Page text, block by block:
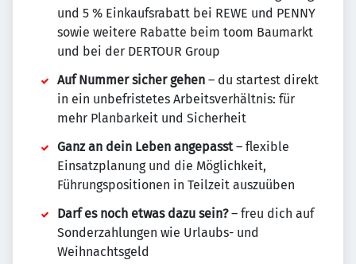
und 5 % Einkaufsrabatt bei REWE und PENNY
sowie weitere Rabatte beim toom Baumarkt
und bei der DERTOUR Group
Auf Nummer sicher gehen – du startest direkt
in ein unbefristetes Arbeitsverhältnis: für
mehr Planbarkeit und Sicherheit
Ganz an dein Leben angepasst– flexible
Einsatzplanung und die Möglichkeit,
Führungspositionen in Teilzeit auszuüben
Darf es noch etwas dazu sein?– freu dich auf
Sonderzahlungen wie Urlaubs- und
Weihnachtsgeld